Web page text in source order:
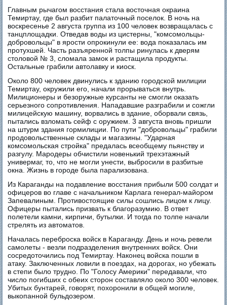
Главным рычагом восстания стала восточная окраина
Темиртау, где был разбит палаточный поселок. В ночь на
воскресенье 2 августа группа из 100 человек возвращалась с
танцплощадки. Отведав воды из цистерны, "комсомольцы-
добровольцы" в ярости опрокинули ее: вода показалась им
протухшей. Часть разъяренной толпы ринулась к дверям
столовой № 3, сломала замок и растащила продукты.
Остальные грабили автолавку и киоск.
Около 800 человек двинулись к зданию городской милиции
Темиртау, окружили его, начали прорываться внутрь.
Милиционеры и безоружные курсанты не смогли оказать
серьезного сопротивления. Нападавшие разграбили и сожгли
милицейскую машину, ворвались в здание, оборвали связь,
пытались взломать сейф с оружием. 3 августа вновь пришли
на штурм здания гормилиции. По пути "добровольцы" грабили
продовольственные склады и магазины. "Ударная
комсомольская стройка" предалась всеобщему пьянству и
разгулу. Мародеры обчистили новенький трехэтажный
универмаг, то, что не могли унести, выбросили в разбитые
окна. Жизнь в городе была парализована.
Из Караганды на подавление восстания прибыли 500 солдат и
офицеров во главе с начальником Карлага генерал-майором
Запевалиным. Противостоящие силы сошлись лицом к лицу.
Офицеры пытались призвать к благоразумию. В ответ
полетели камни, кирпичи, бутылки. И тогда по толпе начали
стрелять из автоматов.
Началась переброска войск в Караганду. День и ночь ревели
самолеты - везли подразделения внутренних войск. Они
сосредоточились под Темиртау. Наконец войска пошли в
атаку. Заключенных ловили в поездах, на дорогах, но убежать
в степи было трудно. По "Голосу Америки" передавали, что
число погибших с обеих сторон составляло около 300 человек.
Убитых бунтарей, говорят, похоронили в общей могиле,
выкопанной бульдозером.